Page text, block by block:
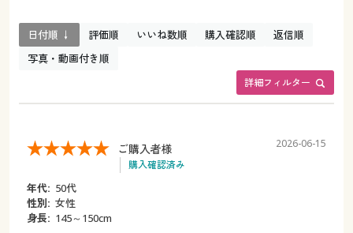
詳細フィルター
日付順 ↓ 評価順 いいね数順 購入確認順
返信順
写真・動画付き順
ご購入者様
購入確認済み
2026-06-15
年代: 50代
性別: 女性
身長: 145～150cm